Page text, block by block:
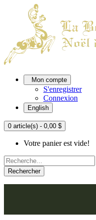
Mon compte
S'enregistrer
Connexion
English
0 article(s) - 0,00 $
Votre panier est vide!
Rechercher